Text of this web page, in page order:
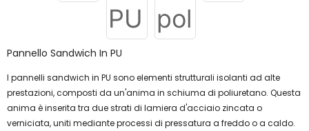
Pannello Sandwich In PU
I pannelli sandwich in PU sono elementi strutturali isolanti ad alte
prestazioni, composti da un'anima in schiuma di poliuretano. Questa
anima è inserita tra due strati di lamiera d'acciaio zincata o
verniciata, uniti mediante processi di pressatura a freddo o a caldo.